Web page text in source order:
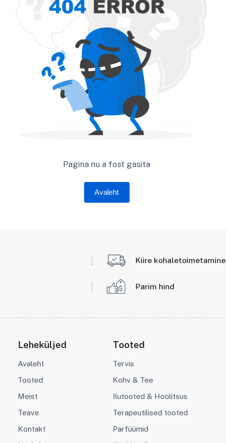
Pagina nu a fost gasita
Avaleht
Kiire kohaletoimetamine
Parim hind
Leheküljed
Avaleht
Tooted
Meist
Teave
Kontakt
Tooted
Tervis
Kohv & Tee
Ilutooted & Hoolitsus
Terapeutilised tooted
Parfüümid